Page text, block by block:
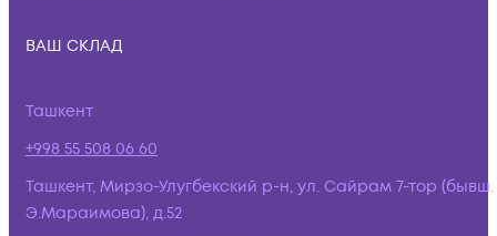
ВАШ СКЛАД
Ташкент
+998 55 508 06 60
Ташкент, Мирзо-Улугбекский р-н, ул. Сайрам 7-тор (бывш.
Э.Мараимова), д.52